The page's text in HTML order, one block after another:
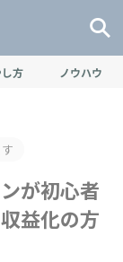
方 ノウハウ
が初心者
益化の方